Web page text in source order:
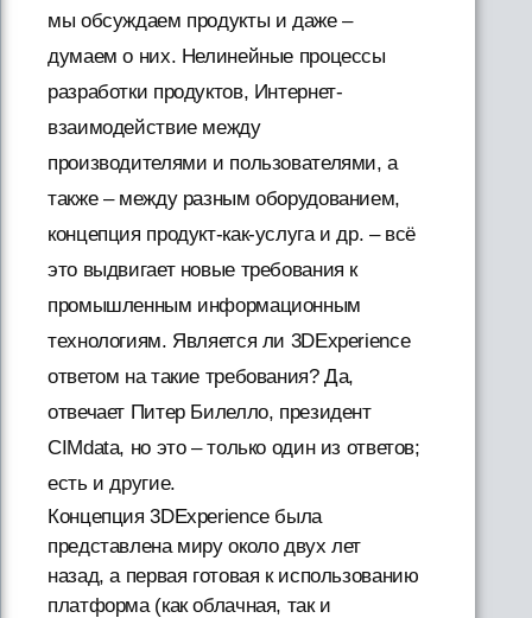
мы обсуждаем продукты и даже –
думаем о них. Нелинейные процессы
разработки продуктов, Интернет-
взаимодействие между
производителями и пользователями, а
также – между разным оборудованием,
концепция продукт-как-услуга и др. – всё
это выдвигает новые требования к
промышленным информационным
технологиям. Является ли 3DExperience
ответом на такие требования? Да,
отвечает Питер Билелло, президент
CIMdata, но это – только один из ответов;
есть и другие.
Концепция 3DExperience была
представлена миру около двух лет
назад, а первая готовая к использованию
платформа (как облачная, так и